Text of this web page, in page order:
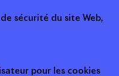
sécurité du site Web,
pour les cookies